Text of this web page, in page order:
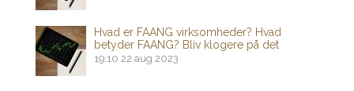
Hvad er FAANG virksomheder? Hvad
betyder FAANG? Bliv klogere på det
19:10 22 aug 2023